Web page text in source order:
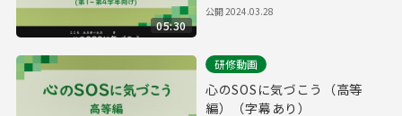
05:30
（字幕あり）
公開2024.03.28
研修動画
心のSOSに気づこう（高等
編）（字幕あり）